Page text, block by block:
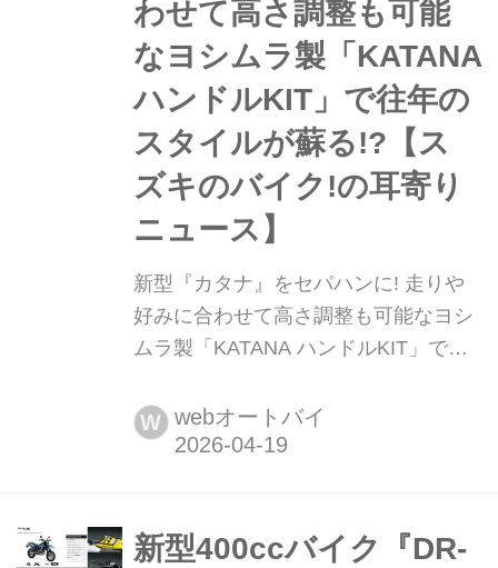
わせて高さ調整も可能
なヨシムラ製「KATANA
ハンドルKIT」で往年の
スタイルが蘇る!?【ス
ズキのバイク!の耳寄り
ニュース】
新型『カタナ』をセパハンに! 走りや
好みに合わせて高さ調整も可能なヨシ
ムラ製「KATANA ハンドルKIT」で往
ク!の耳寄りニュース】 ヨシムラジャ
パンからセパレートハンドル化を実現
クターまで変えてくれる注目の新製品
W webオートバイ
新型400ccバイク『DR-